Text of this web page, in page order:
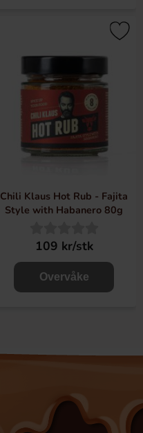
Chili Klaus Hot Rub - Fajita
Style with Habanero 80g
109 kr/stk
Overvåke